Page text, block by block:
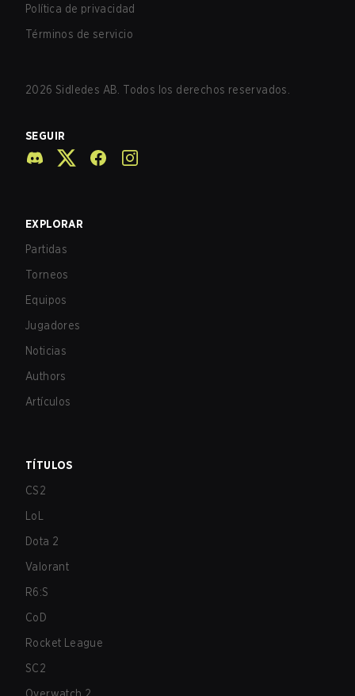
Política de privacidad
Términos de servicio
2026 Sidledes AB. Todos los derechos reservados.
SEGUIR
EXPLORAR
Partidas
Torneos
Equipos
Jugadores
Noticias
Authors
Artículos
TÍTULOS
CS2
LoL
Dota 2
Valorant
R6:S
CoD
Rocket League
SC2